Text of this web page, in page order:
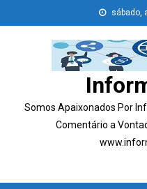
to
sábado,
Somos Apaixonados Por
Comentário a